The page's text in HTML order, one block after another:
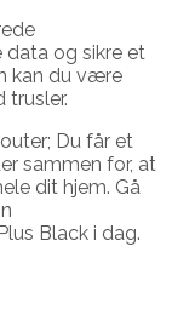
data og sikre et
kan du være
Du får et
sammen for, at
dit hjem. Gå
Black i dag.